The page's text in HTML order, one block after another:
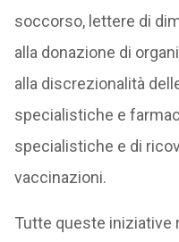
soccorso, lettere di
alla donazione di
alla discrezionalità
specialistiche e
specialistiche e di
vaccinazioni.
Tutte queste iniziative